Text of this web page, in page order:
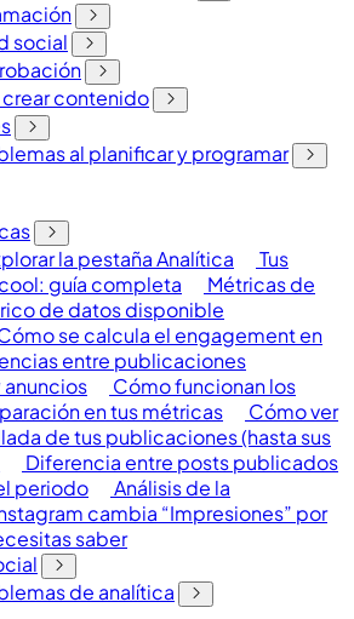
social
crear contenido
al planificar y programar
la pestaña Analítica
Tus
guía completa
Métricas de
de datos disponible
se calcula el engagement en
entre publicaciones
Cómo funcionan los
en tus métricas
Cómo ver
de tus publicaciones (hasta sus
Diferencia entre posts publicados
periodo
Análisis de la
cambia “Impresiones” por
saber
de analítica